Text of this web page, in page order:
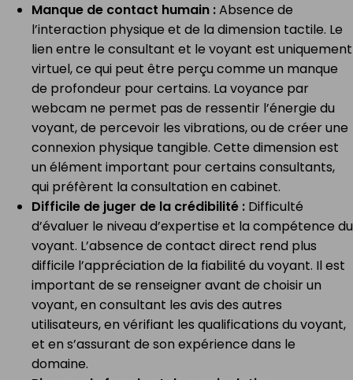
Manque de contact humain :Absence de
l’interaction physique et de la dimension tactile. Le
lien entre le consultant et le voyant est uniquement
virtuel, ce qui peut être perçu comme un manque
de profondeur pour certains. La voyance par
webcam ne permet pas de ressentir l’énergie du
voyant, de percevoir les vibrations, ou de créer une
connexion physique tangible. Cette dimension est
un élément important pour certains consultants,
qui préfèrent la consultation en cabinet.
Difficile de juger de la crédibilité : Difficulté
d’évaluer le niveau d’expertise et la compétence du
voyant. L’absence de contact direct rend plus
difficile l’appréciation de la fiabilité du voyant. Il est
important de se renseigner avant de choisir un
voyant, en consultant les avis des autres
utilisateurs, en vérifiant les qualifications du voyant,
et en s’assurant de son expérience dans le
domaine.